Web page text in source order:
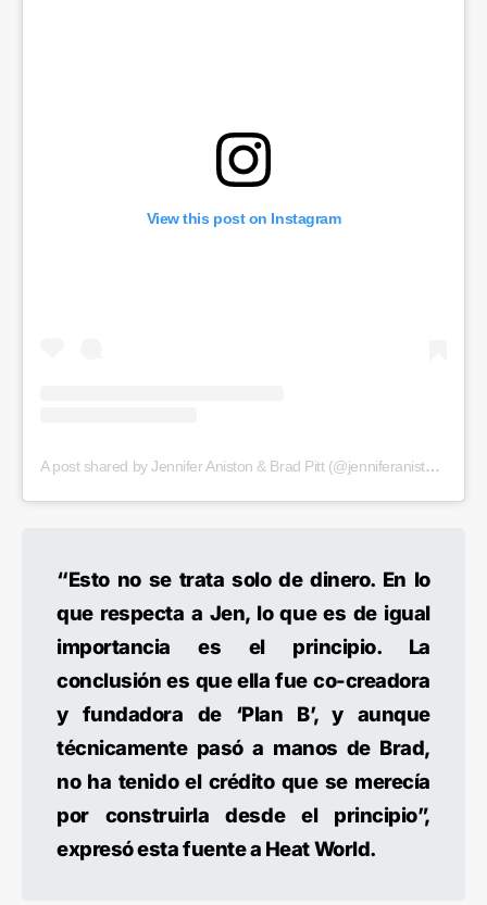
View this post on Instagram
A post shared by Jennifer Aniston & Brad Pitt (@jenniferanistonybradpitt)
“Esto no se trata solo de dinero. En lo
que respecta a Jen, lo que es de igual
importancia es el principio. La
conclusión es que ella fue co-creadora
y fundadora de ‘Plan B’, y aunque
técnicamente pasó a manos de Brad,
no ha tenido el crédito que se merecía
por construirla desde el principio”,
expresó esta fuente a Heat World.